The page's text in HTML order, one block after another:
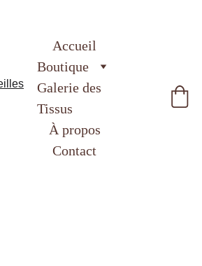
Accueil
Boutique
Galerie des
Tissus
À propos
Contact